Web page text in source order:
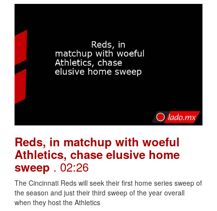
Reds, in matchup with woeful
Athletics, chase elusive home
sweep . 02:26
The Cincinnati Reds will seek their first home series sweep of
the season and just their third sweep of the year overall
when they host the Athletics